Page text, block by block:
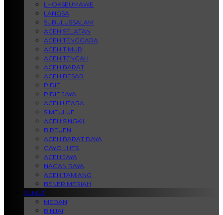
LHOKSEUMAWE
LANGSA
SUBULUSSALAM
ACEH SELATAN
ACEH TENGGARA
ACEH TIMUR
ACEH TENGAH
ACEH BARAT
ACEH BESAR
PIDIE
PIDIE JAYA
ACEH UTARA
SIMEULUE
ACEH SINGKIL
BIREUEN
ACEH BARAT DAYA
GAYO LUES
ACEH JAYA
NAGAN RAYA
ACEH TAMIANG
BENER MERIAH
SUMUT
MEDAN
BINJAI